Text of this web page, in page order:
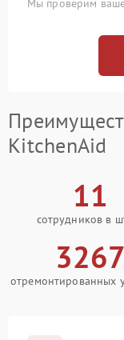
Мы проверим
KitchenAid
11
сотрудников в
3267
отремонтированных